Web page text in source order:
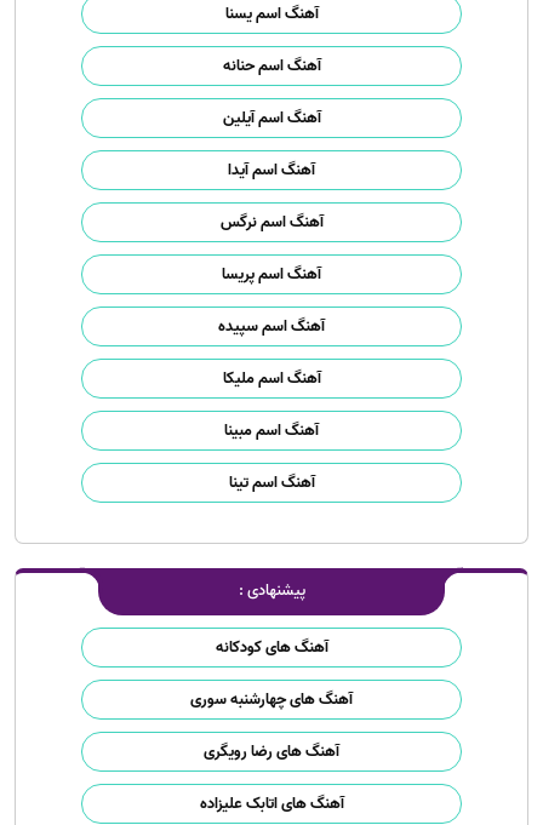
آهنگ اسم یسنا
آهنگ اسم حنانه
آهنگ اسم آیلین
آهنگ اسم آیدا
آهنگ اسم نرگس
آهنگ اسم پریسا
آهنگ اسم سپیده
آهنگ اسم ملیکا
آهنگ اسم مبینا
آهنگ اسم تینا
پیشنهادی :
آهنگ های کودکانه
آهنگ های چهارشنبه سوری
آهنگ های رضا رویگری
آهنگ های اتابک علیزاده